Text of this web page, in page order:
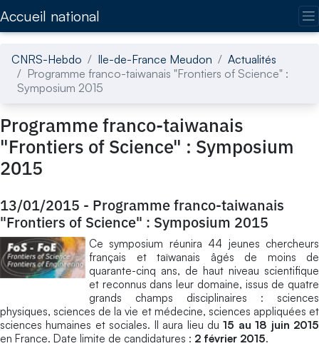
Accueil national
CNRS-Hebdo Ile-de-France Meudon
Actualités
Programme franco-taiwanais "Frontiers of Science" :
Symposium 2015
Programme franco-taiwanais
"Frontiers of Science" : Symposium
2015
13/01/2015 - Programme franco-taiwanais
"Frontiers of Science" : Symposium 2015
Ce symposium réunira 44 jeunes chercheurs
français et taïwanais âgés de moins de
quarante-cinq ans, de haut niveau scientifique
et reconnus dans leur domaine, issus de quatre
grands champs disciplinaires : sciences
physiques, sciences de la vie et médecine, sciences appliquées et
sciences humaines et sociales. Il aura lieu du15 au 18 juin 2015
en France. Date limite de candidatures : 2 février 2015.